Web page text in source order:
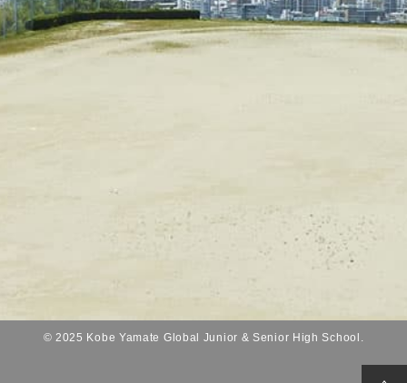
© 2025 Kobe Yamate Global Junior & Senior High School.